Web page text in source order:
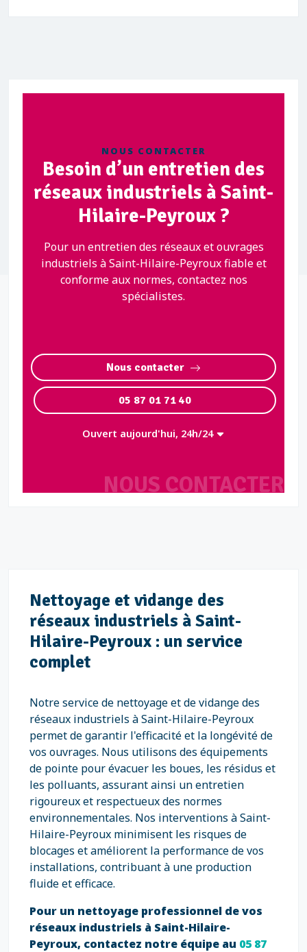
NOUS CONTACTER
NOUS CONTACTER
Besoin d’un entretien des
réseaux industriels à Saint-
Hilaire-Peyroux ?
Pour un entretien des réseaux et ouvrages
industriels à Saint-Hilaire-Peyroux fiable et
conforme aux normes, contactez nos
spécialistes.
Nous contacter
05 87 01 71 40
Ouvert aujourd'hui, 24h/24
Nettoyage et vidange des
réseaux industriels à Saint-
Hilaire-Peyroux : un service
complet
Notre service de nettoyage et de vidange des
réseaux industriels à Saint-Hilaire-Peyroux
permet de garantir l'efficacité et la longévité de
vos ouvrages. Nous utilisons des équipements
de pointe pour évacuer les boues, les résidus et
les polluants, assurant ainsi un entretien
rigoureux et respectueux des normes
environnementales. Nos interventions à Saint-
Hilaire-Peyroux minimisent les risques de
blocages et améliorent la performance de vos
installations, contribuant à une production
fluide et efficace.
Pour un nettoyage professionnel de vos
réseaux industriels à Saint-Hilaire-
Peyroux, contactez notre équipe au 05 87